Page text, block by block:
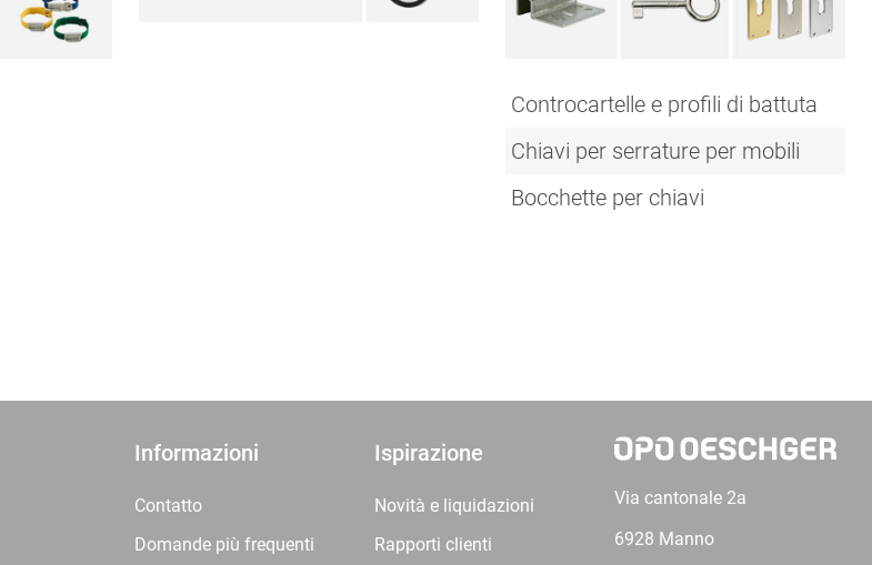
Controcartelle e profili di battuta
Chiavi per serrature per mobili
Bocchette per chiavi
Informazioni
Contatto
Domande più frequenti
Ispirazione
Novità e liquidazioni
Rapporti clienti
Via cantonale 2a
6928 Manno